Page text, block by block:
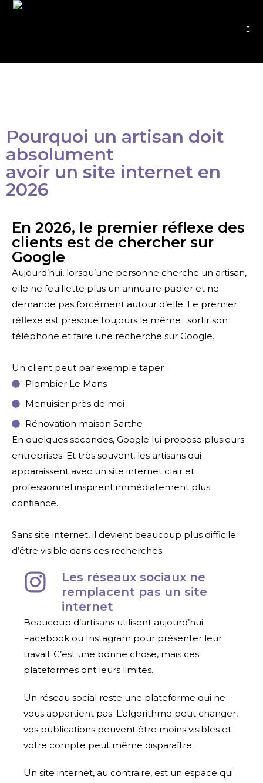
Pourquoi un artisan doit
absolument
avoir un site internet en
2026
En 2026, le premier réflexe des
clients est de chercher sur
Google
Aujourd’hui, lorsqu’une personne cherche un artisan,
elle ne feuillette plus un annuaire papier et ne
demande pas forcément autour d’elle. Le premier
réflexe est presque toujours le même : sortir son
téléphone et faire une recherche sur Google.
Un client peut par exemple taper :
Plombier Le Mans
Menuisier près de moi
Rénovation maison Sarthe
En quelques secondes, Google lui propose plusieurs
entreprises. Et très souvent, les artisans qui
apparaissent avec un site internet clair et
professionnel inspirent immédiatement plus
confiance.
Sans site internet, il devient beaucoup plus difficile
d’être visible dans ces recherches.
Les réseaux sociaux ne
remplacent pas un site
internet
Beaucoup d’artisans utilisent aujourd’hui
Facebook ou Instagram pour présenter leur
travail. C’est une bonne chose, mais ces
plateformes ont leurs limites.
Un réseau social reste une plateforme qui ne
vous appartient pas. L’algorithme peut changer,
vos publications peuvent être moins visibles et
votre compte peut même disparaître.
Un site internet, au contraire, est un espace qui